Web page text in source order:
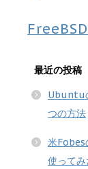
FreeBSD
最近の投稿
Ubuntu
つの方法
米
使ってみ